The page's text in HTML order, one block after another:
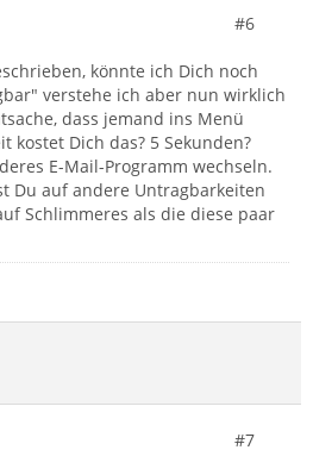
#6
könnte ich Dich noch
verstehe ich aber nun wirklich
dass jemand ins Menü
kostet Dich das? 5 Sekunden?
E-Mail-Programm wechseln.
Du auf andere Untragbarkeiten
Schlimmeres als die diese paar
#7